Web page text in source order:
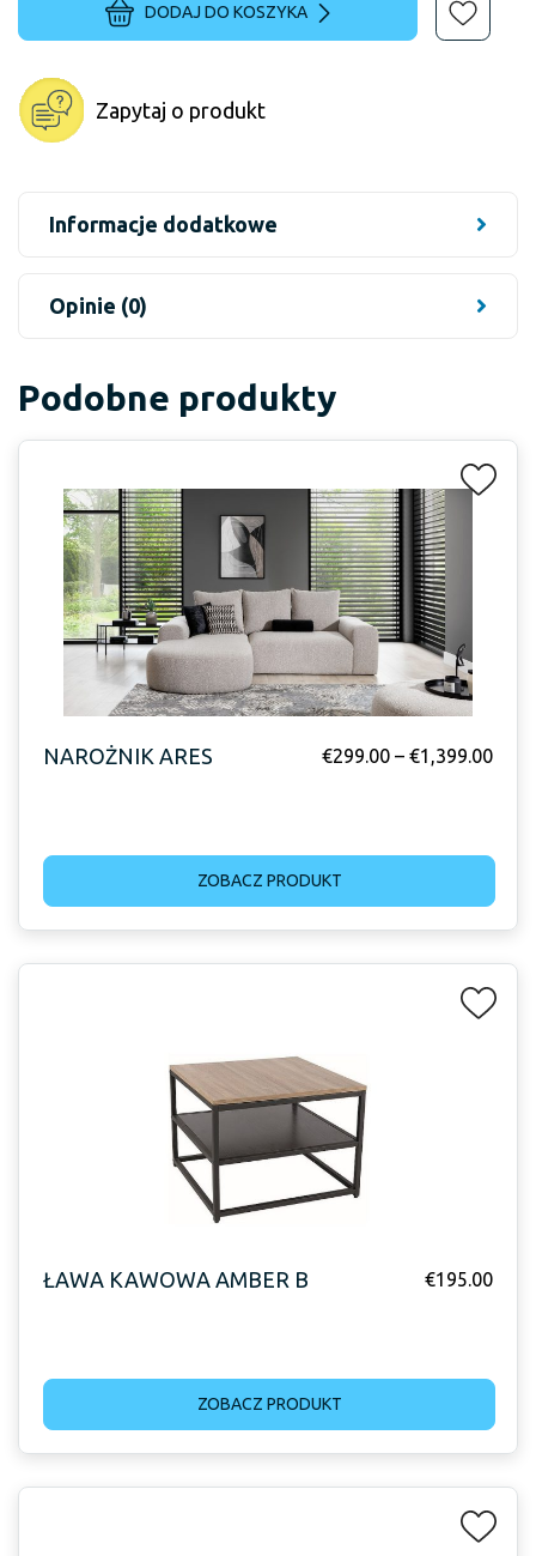
DODAJ DO KOSZYKA
Zapytaj o produkt
Informacje dodatkowe
Opinie (0)
Podobne produkty
NAROŻNIK ARES €299.00 – €1,399.00
ZOBACZ PRODUKT
ŁAWA KAWOWA AMBER B €195.00
ZOBACZ PRODUKT